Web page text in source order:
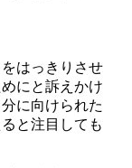
はっきりさせ
にと訴えかけ
に向けられた
と注目しても